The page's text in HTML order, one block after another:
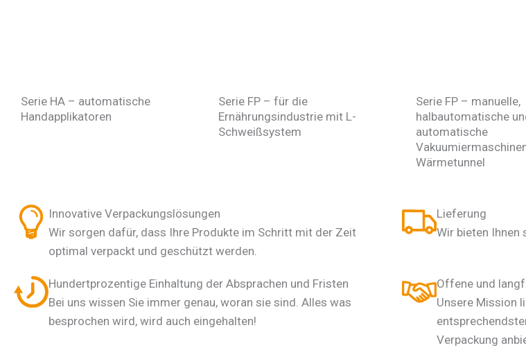
Serie HA – automatische
Handapplikatoren
Serie FP – für die
Ernährungsindustrie mit L-
Schweißsystem
Serie FP – manuelle,
halbautomatische
automatische
Wärmetunnel
Innovative Verpackungslösungen
Wir sorgen dafür, dass Ihre Produkte im Schritt mit der Zeit
optimal verpackt und geschützt werden.
Lieferung
Wir bieten Ihnen
Hundertprozentige Einhaltung der Absprachen und Fristen
Bei uns wissen Sie immer genau, woran sie sind. Alles was
besprochen wird, wird auch eingehalten!
Offene und
Unsere Mission
Verpackung